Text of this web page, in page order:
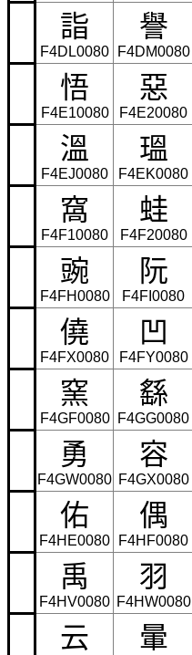
詣
F4DL0080
譽
F4DM0080
悟
F4E10080
惡
F4E20080
溫
F4EJ0080
瑥
F4EK0080
窩
F4F10080
蛙
F4F20080
豌
F4FH0080
阮
F4FI0080
僥
F4FX0080
凹
F4FY0080
窯
F4GF0080
繇
F4GG0080
勇
F4GW0080
容
F4GX0080
佑
F4HE0080
偶
F4HF0080
禹
F4HV0080
羽
F4HW0080
云 暈